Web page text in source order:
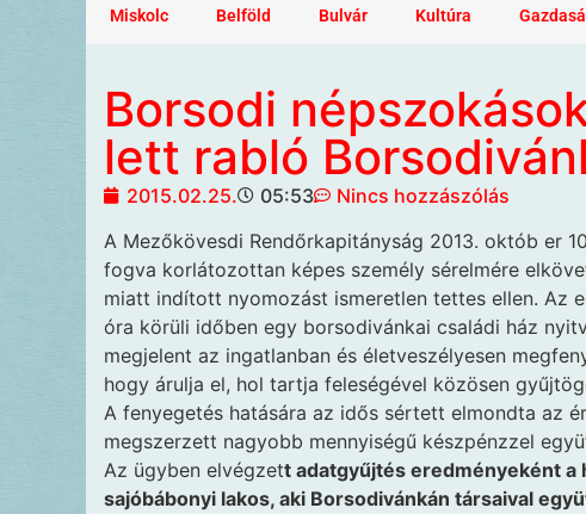
Miskolc Belföld Bulvár Kultúra
Borsodi
lett rabló
2015.02.25. 05:53
Nincs hozzászólás
A Mezőkövesdi Rendőrkapitányság 2013. októb er
fogva korlátozottan képes személy sérelmére
miatt indított nyomozást ismeretlen tettes ellen. Az
óra körüli időben egy borsodivánkai családi ház
megjelent az ingatlanban és életveszélyesen
hogy árulja el, hol tartja feleségével közösen
A fenyegetés hatására az idős sértett elmondta az
megszerzett nagyobb mennyiségű készpénzzel
Az ügyben elvégzett adatgyűjtés eredményeként a
sajóbábonyi lakos, aki Borsodivánkán társaival